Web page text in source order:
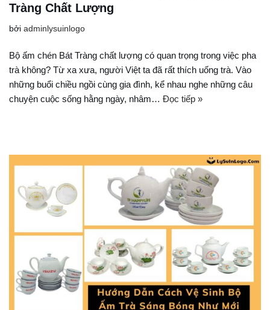
Tràng Chất Lượng
bởi adminlysuinlogo
Bộ ấm chén Bát Tràng chất lượng có quan trọng trong việc pha
trà không? Từ xa xưa, người Việt ta đã rất thích uống trà. Vào
những buổi chiều ngồi cùng gia đình, kể nhau nghe những câu
chuyện cuộc sống hằng ngày, nhâm… Đọc tiếp »